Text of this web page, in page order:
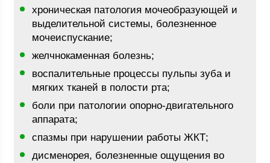
хроническая патология мочеобразующей и
выделительной системы, болезненное
мочеиспускание;
желчнокаменная болезнь;
воспалительные процессы пульпы зуба и
мягких тканей в полости рта;
боли при патологии опорно-двигательного
аппарата;
спазмы при нарушении работы ЖКТ;
дисменорея, болезненные ощущения во